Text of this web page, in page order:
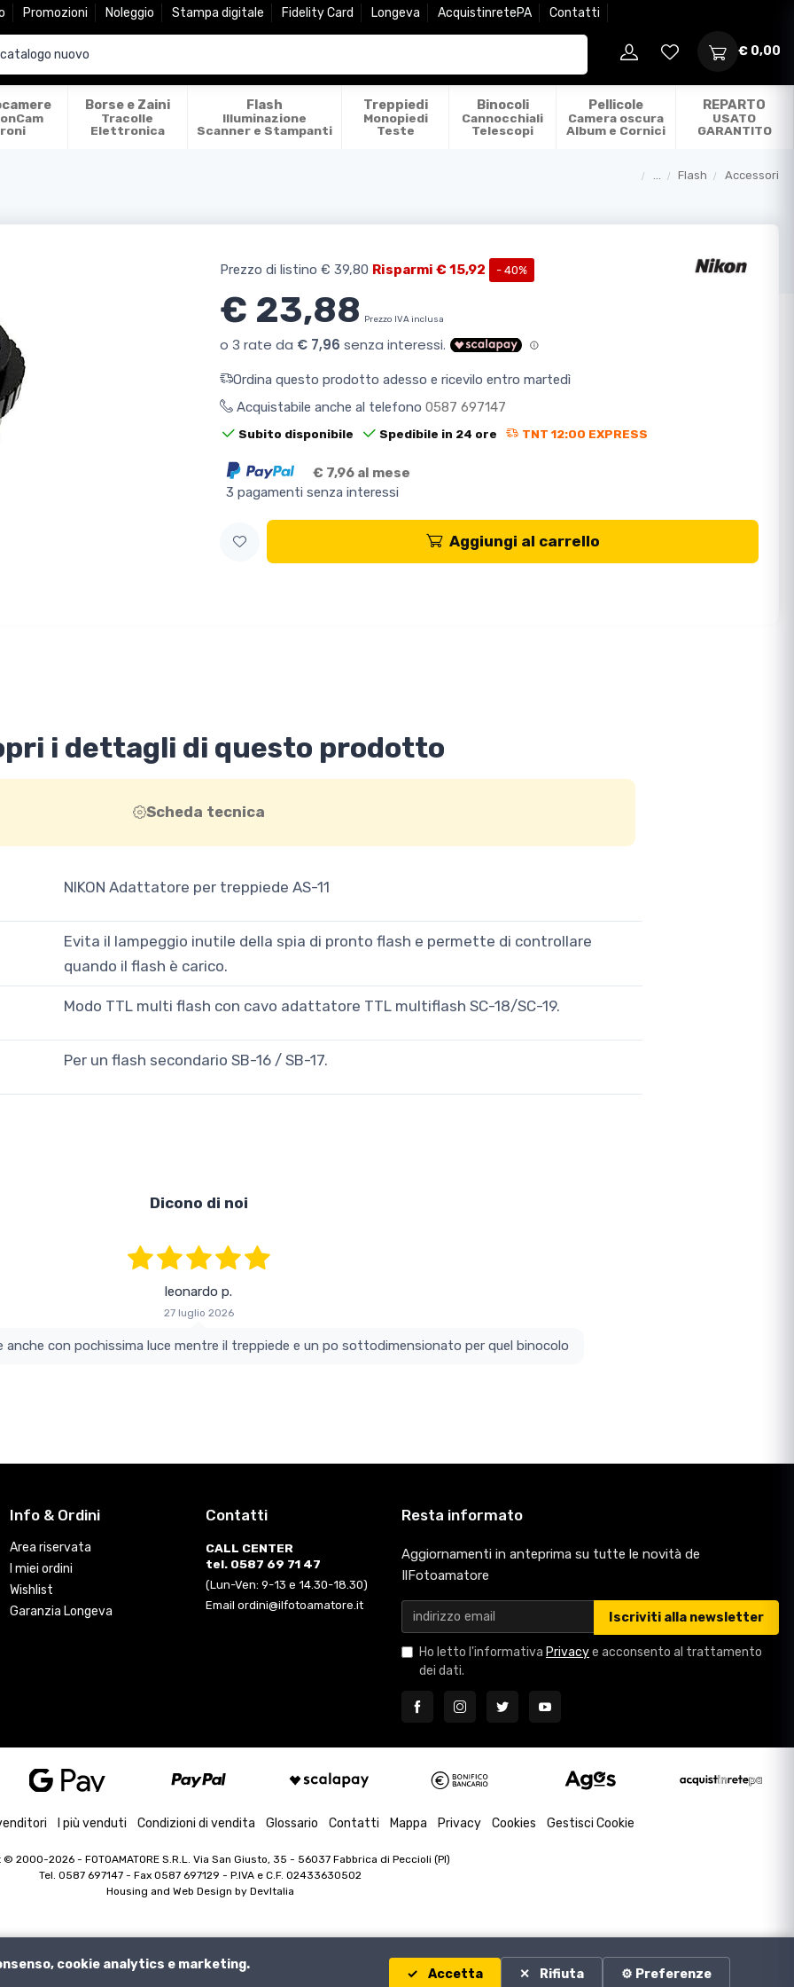
Promozioni Noleggio Stampa digitale Fidelity Card Longeva AcquistinretePA Contatti
€ 0,00
Borse e Zaini
Tracolle
Elettronica
Flash
Illuminazione
Scanner e Stampanti
Treppiedi
Monopiedi
Teste
Binocoli
Cannocchiali
Telescopi
Pellicole
Camera oscura
Album e Cornici
REPARTO
USATO
GARANTITO
Flash Accessori
Prezzo di listino € 39,80 Risparmi € 15,92 - 40%
€ 23,88 Prezzo IVA inclusa
Ordina questo prodotto adesso e ricevilo entro martedì
Acquistabile anche al telefono 0587 697147
Subito disponibile Spedibile in 24 ore TNT 12:00 EXPRESS
€ 7,96 al mese
3 pagamenti senza interessi
Aggiungi al carrello
i dettagli di questo prodotto
Scheda tecnica
NIKON Adattatore per treppiede AS-11
Evita il lampeggio inutile della spia di pronto flash e permette di controllare
quando il flash è carico.
Modo TTL multi flash con cavo adattatore TTL multiflash SC-18/SC-19.
Per un flash secondario SB-16 / SB-17.
Dicono di noi
leonardo p.
27 luglio 2026
e perfetto si vede anche con pochissima luce mentre il treppiede e un po sottodimensionato per quel binocolo
Info & Ordini
Area riservata
I miei ordini
Wishlist
Garanzia Longeva
Contatti
CALL CENTER
tel. 0587 69 71 47
(Lun-Ven: 9-13 e 14.30-18.30)
Email ordini@ilfotoamatore.it
Resta informato
Aggiornamenti in anteprima su tutte le novità de
IlFotoamatore
Iscriviti alla newsletter
Ho letto l'informativa Privacye acconsento al trattamento
dei dati.
I più venduti Condizioni di vendita Glossario Contatti Mappa Privacy Cookies Gestisci Cookie
© 2000-2026 - FOTOAMATORE S.R.L. Via San Giusto, 35 - 56037 Fabbrica di Peccioli (PI)
Tel. 0587 697147 - Fax 0587 697129 - P.IVA e C.F. 02433630502
Housing and Web Design by DevItalia
cookie analytics e marketing.
Accetta Rifiuta ⚙️ Preferenze